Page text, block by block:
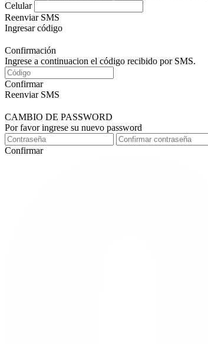
Celular
Reenviar SMS
Ingresar código
Confirmación
Ingrese a continuacion el código recibido por SMS.
Confirmar
Reenviar SMS
CAMBIO DE PASSWORD
Por favor ingrese su nuevo password
Confirmar